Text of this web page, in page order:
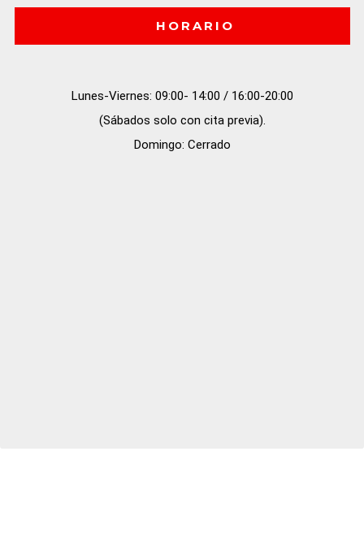
HORARIO
Lunes-Viernes: 09:00- 14:00 / 16:00-20:00
(Sábados solo con cita previa).
Domingo: Cerrado